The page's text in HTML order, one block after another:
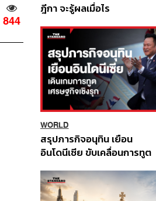
844
ฎีกา จะรู้ผลเมื่อไร
WORLD
สรุปภารกิจอนุทิน เยือน
อินโดนีเซีย ขับเคลื่อนการทูต
ส่วนยุทธศาสตร์ไทย –
อินโดนีเซีย